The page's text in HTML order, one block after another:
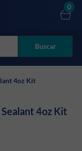
Buscar
0
4oz Kit
4oz Kit